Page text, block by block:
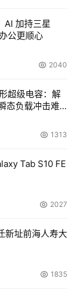
AI 加持三星
公更顺心
2040
超级电容：解
态负载冲击难
1313
Tab S10 FE
2027
新址前海人寿大
1835